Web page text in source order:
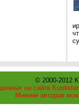
© 2000-2012
на сайте
Мнение авторов